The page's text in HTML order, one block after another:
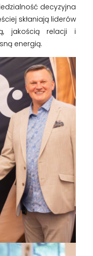
decyzyjna
skłaniają liderów
jakością relacji i
energią.